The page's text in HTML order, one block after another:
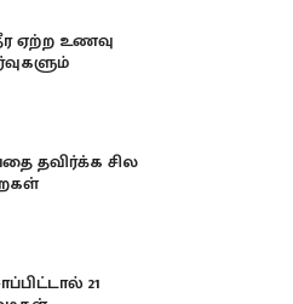
ஏற்ற உணவு
தவிர்க்க சில
21